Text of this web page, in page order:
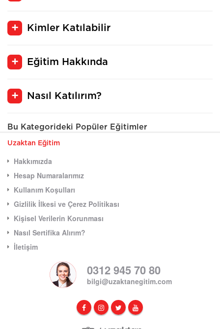
Kimler Katılabilir
Eğitim Hakkında
Nasıl Katılırım?
Bu Kategorideki Popüler Eğitimler
Uzaktan Eğitim
Hakkımızda
Hesap Numaralarımız
Kullanım Koşulları
Gizlilik İlkesi ve Çerez Politikası
Kişisel Verilerin Korunması
Nasıl Sertifika Alırım?
İletişim
0312 945 70 80
bilgi@uzaktanegitim.com